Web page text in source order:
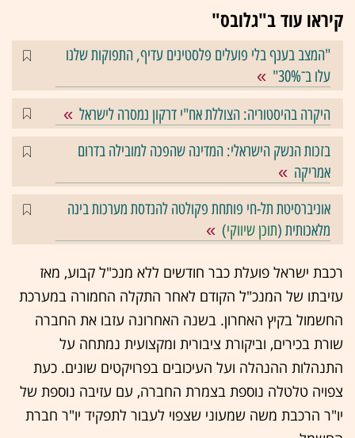
קיראו עוד ב"גלובס"
"המצב בענף בלי פועלים פלסטינים עדיף, התפוקות שלנו
עלו ב־30%"
היקרה בהיסטוריה: הצוללת אח"י דרקון נמסרה לישראל
בזכות הנשק הישראלי: המדינה שהפכה למובילה בדרום
אמריקה
אוניברסיטת תל-חי פותחת פקולטה להנדסת מערכות בינה
מלאכותית (תוכן שיווקי)
רכבת ישראל פועלת כבר חודשים ללא מנכ"ל קבוע, מאז
עזיבתו של המנכ"ל הקודם לאחר התקלה החמורה במערכת
החשמול בקיץ האחרון. בשנה האחרונה עזבו את החברה
שורת בכירים, וביקורת ציבורית ומקצועית נמתחה על
התנהלות ההנהלה ועל העיכובים בפרויקטים שונים. כעת
צפויה טלטלה נוספת בצמרת החברה, עם עזיבה נוספת של
יו"ר הרכבת משה שמעוני שצפוי לעבור לתפקיד יו"ר חברת